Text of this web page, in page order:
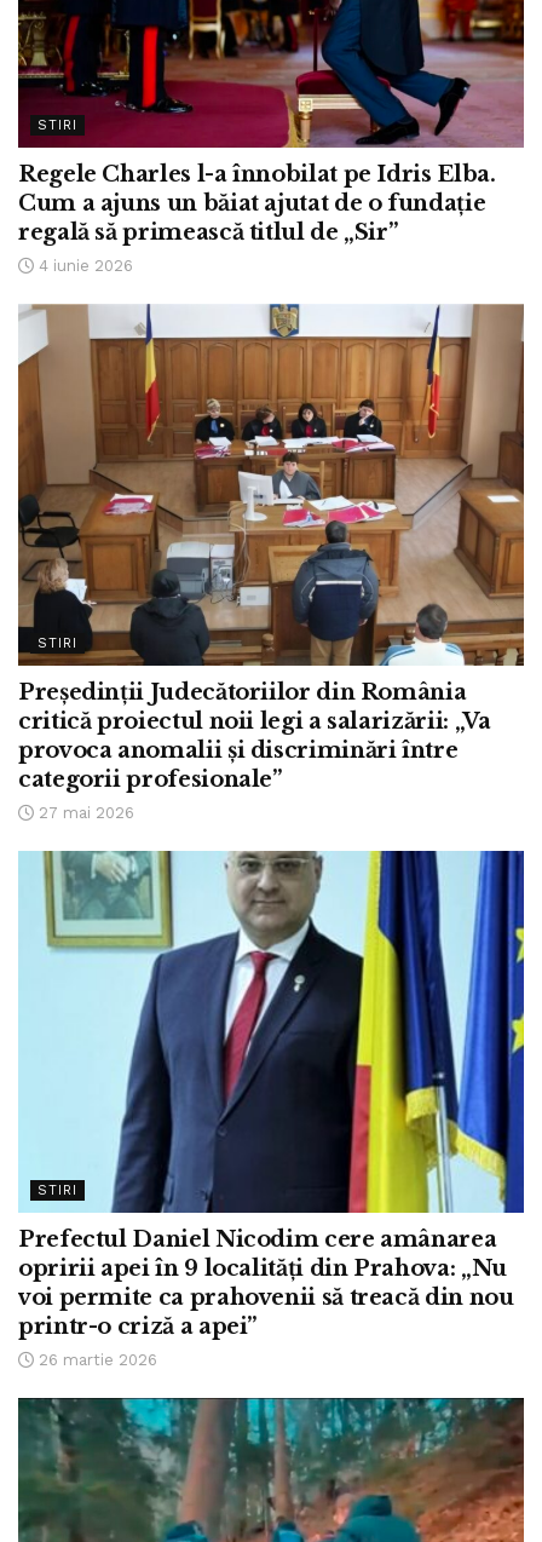
STIRI
Regele Charles l-a înnobilat pe Idris Elba.
Cum a ajuns un băiat ajutat de o fundație
regală să primească titlul de „Sir”
4 iunie 2026
STIRI
Președinții Judecătoriilor din România
critică proiectul noii legi a salarizării: „Va
provoca anomalii și discriminări între
categorii profesionale”
27 mai 2026
STIRI
Prefectul Daniel Nicodim cere amânarea
opririi apei în 9 localități din Prahova: „Nu
voi permite ca prahovenii să treacă din nou
printr-o criză a apei”
26 martie 2026